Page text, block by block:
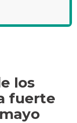
los
fuerte